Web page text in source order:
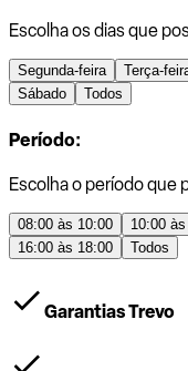
Escolha os dias que
Segunda-feira Terça-
Sábado
Todos
Período:
Escolha o período que
08:00 às 10:00 10:00
16:00 às 18:00
Todos
Garantias Trevo